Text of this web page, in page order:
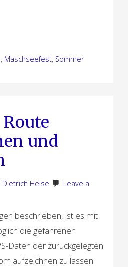
, Maschseefest, Sommer
und
Dietrich Heise
Leave a
beschrieben, ist es mit
die gefahrenen
Daten der zurückgelegten
aufzeichnen zu lassen.